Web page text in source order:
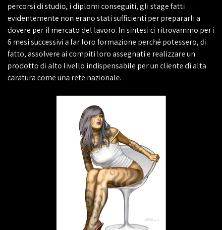
percorsi di studio, i diplomi conseguiti, gli stage fatti
evidentemente non erano stati sufficienti per prepararli a
dovere per il mercato del lavoro. In sintesi ci ritrovammo per i
6 mesi successivi a far loro formazione perché potessero, di
fatto, assolvere ai compiti loro assegnati e realizzare un
prodotto di alto livello indispensabile per un cliente dì alta
caratura come una rete nazionale.